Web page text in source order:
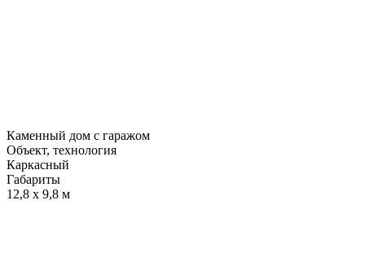
Каменный дом с гаражом
Объект, технология
Каркасный
Габариты
12,8 х 9,8 м